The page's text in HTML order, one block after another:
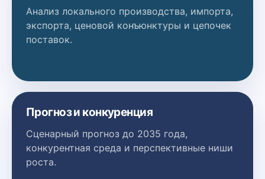
Анализ локального производства, импорта,
экспорта, ценовой конъюнктуры и цепочек
поставок.
Прогноз и конкуренция
Сценарный прогноз до 2035 года,
конкурентная среда и перспективные ниши
роста.